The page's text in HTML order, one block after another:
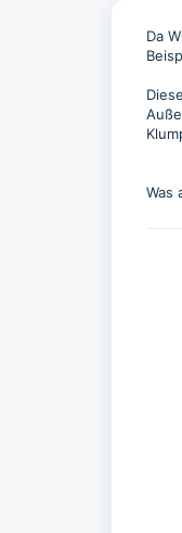
Da
Was